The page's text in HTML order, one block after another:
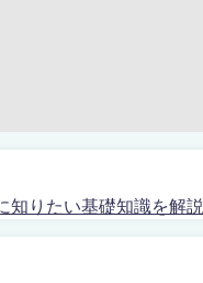
知りたい基礎知識を解説